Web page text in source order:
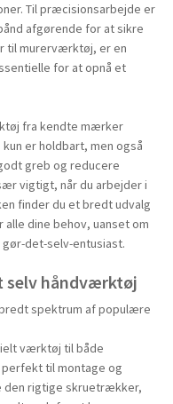
Til præcisionsarbejde er
afgørende for at sikre
til murerværktøj, er en
for at opnå et
fra kendte mærker
er holdbart, men også
greb og reducere
vigtigt, når du arbejder i
finder du et bredt udvalg
dine behov, uanset om
det-selv-entusiast.
selv håndværktøj
spektrum af populære
værktøj til både
til montage og
den rigtige skruetrækker,